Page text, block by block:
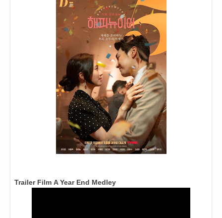
Trailer Film A Year End Medley